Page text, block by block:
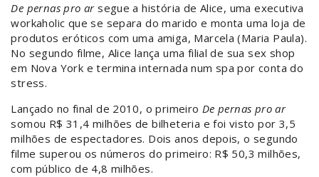
De pernas pro arsegue a história de Alice, uma executiva
workaholic que se separa do marido e monta uma loja de
produtos eróticos com uma amiga, Marcela (Maria Paula).
No segundo filme, Alice lança uma filial de sua sex shop
em Nova York e termina internada num spa por conta do
stress.
Lançado no final de 2010, o primeiro De pernas pro ar
somou R$ 31,4 milhões de bilheteria e foi visto por 3,5
milhões de espectadores. Dois anos depois, o segundo
filme superou os números do primeiro: R$ 50,3 milhões,
com público de 4,8 milhões.